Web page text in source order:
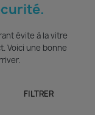
évite à la vitre
Voici une bonne
FILTRER